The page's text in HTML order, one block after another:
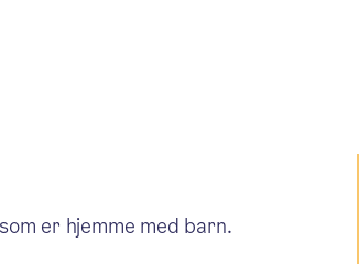
er hjemme med barn.